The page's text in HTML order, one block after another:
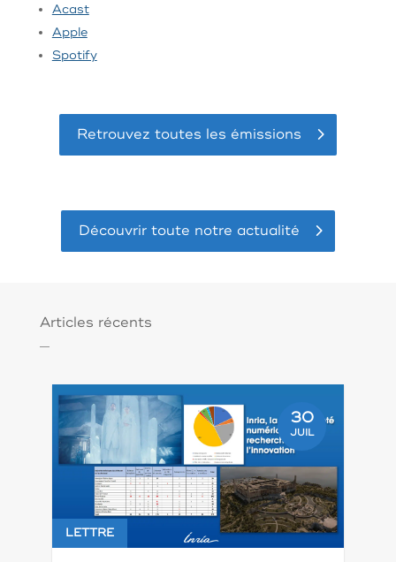
Acast
Apple
Spotify
Retrouvez toutes les émissions
Découvrir toute notre actualité
Articles récents
30
JUIL
LETTRE